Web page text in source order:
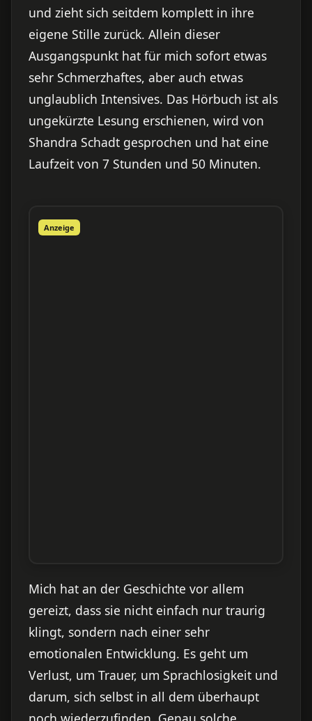
und zieht sich seitdem komplett in ihre
eigene Stille zurück. Allein dieser
Ausgangspunkt hat für mich sofort etwas
sehr Schmerzhaftes, aber auch etwas
unglaublich Intensives. Das Hörbuch ist als
ungekürzte Lesung erschienen, wird von
Shandra Schadt gesprochen und hat eine
Laufzeit von 7 Stunden und 50 Minuten.
Anzeige
Mich hat an der Geschichte vor allem
gereizt, dass sie nicht einfach nur traurig
klingt, sondern nach einer sehr
emotionalen Entwicklung. Es geht um
Verlust, um Trauer, um Sprachlosigkeit und
darum, sich selbst in all dem überhaupt